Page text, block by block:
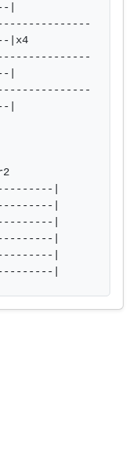
|
|x4
|
|
|
|
|
|
|